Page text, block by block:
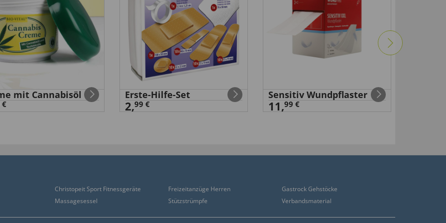
und bei kleiner
mit Cannabisöl
€
Erste-Hilfe-Set
2,99 €
Sensitiv Wundpflaster
11,99 €
Christopeit Sport Fitnessgeräte Freizeitanzüge Herren
Gastrock Gehstöcke
Massagesessel Stützstrümpfe Verbandsmaterial